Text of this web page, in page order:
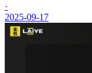
·
2025-09-17